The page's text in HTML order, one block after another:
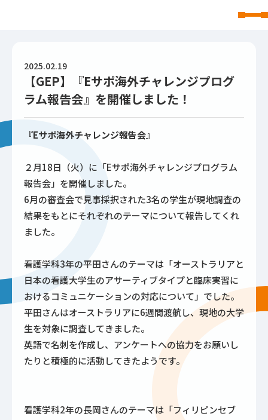
2025.02.19
【GEP】『Eサポ海外チャレンジプログ
ラム報告会』を開催しました！
『Eサポ海外チャレンジ報告会』
２月18日（火）に「Eサポ海外チャレンジプログラム
報告会」を開催しました。
6月の審査会で見事採択された3名の学生が現地調査の
結果をもとにそれぞれのテーマについて報告してくれ
ました。
看護学科3年の平田さんのテーマは「オーストラリアと
日本の看護大学生のアサーティブタイプと臨床実習に
おけるコミュニケーションの対応について」でした。
平田さんはオーストラリアに6週間渡航し、現地の大学
生を対象に調査してきました。
英語で名刺を作成し、アンケートへの協力をお願いし
たりと積極的に活動してきたようです。
看護学科2年の長岡さんのテーマは「フィリピンセブ